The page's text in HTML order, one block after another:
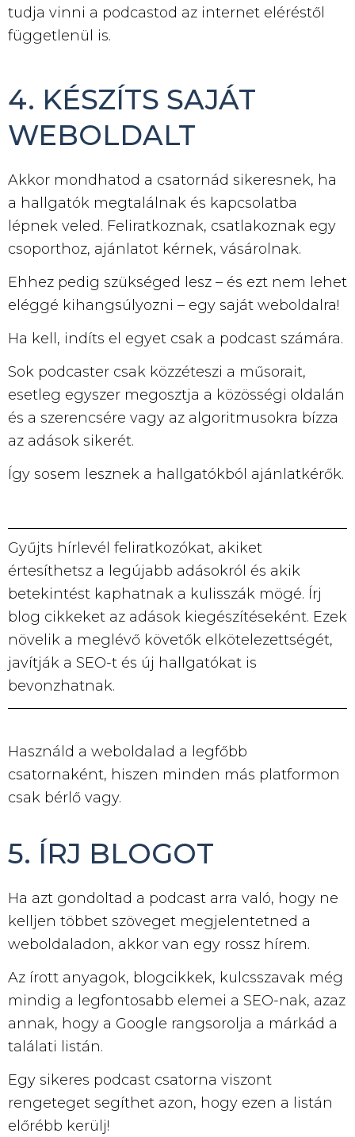
tudja vinni a podcastod az internet eléréstől
függetlenül is.
4. KÉSZÍTS SAJÁT
WEBOLDALT
Akkor mondhatod a csatornád sikeresnek, ha
a hallgatók megtalálnak és kapcsolatba
lépnek veled. Feliratkoznak, csatlakoznak egy
csoporthoz, ajánlatot kérnek, vásárolnak.
Ehhez pedig szükséged lesz – és ezt nem lehet
eléggé kihangsúlyozni – egy saját weboldalra!
Ha kell, indíts el egyet csak a podcast számára.
Sok podcaster csak közzéteszi a műsorait,
esetleg egyszer megosztja a közösségi oldalán
és a szerencsére vagy az algoritmusokra bízza
az adások sikerét.
Így sosem lesznek a hallgatókból ajánlatkérők.
Gyűjts hírlevél feliratkozókat, akiket
értesíthetsz a legújabb adásokról és akik
betekintést kaphatnak a kulisszák mögé. Írj
blog cikkeket az adások kiegészítéseként. Ezek
növelik a meglévő követők elkötelezettségét,
javítják a SEO-t és új hallgatókat is
bevonzhatnak.
Használd a weboldalad a legfőbb
csatornaként, hiszen minden más platformon
csak bérlő vagy.
5. ÍRJ BLOGOT
Ha azt gondoltad a podcast arra való, hogy ne
kelljen többet szöveget megjelentetned a
weboldaladon, akkor van egy rossz hírem.
Az írott anyagok, blogcikkek, kulcsszavak még
mindig a legfontosabb elemei a SEO-nak, azaz
annak, hogy a Google rangsorolja a márkád a
találati listán.
Egy sikeres podcast csatorna viszont
rengeteget segíthet azon, hogy ezen a listán
előrébb kerülj!